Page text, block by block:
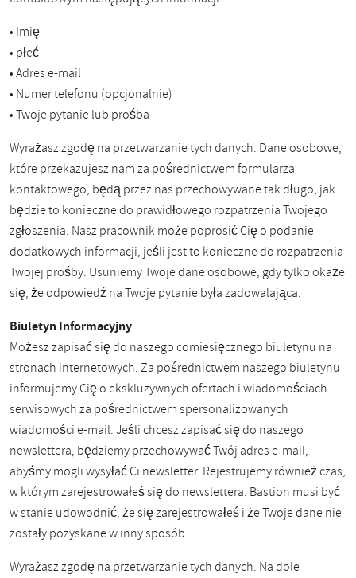
• Imię
• płeć
• Adres e-mail
• Numer telefonu (opcjonalnie)
• Twoje pytanie lub prośba
Wyrażasz zgodę na przetwarzanie tych danych. Dane osobowe,
które przekazujesz nam za pośrednictwem formularza
kontaktowego, będą przez nas przechowywane tak długo, jak
będzie to konieczne do prawidłowego rozpatrzenia Twojego
zgłoszenia. Nasz pracownik może poprosić Cię o podanie
dodatkowych informacji, jeśli jest to konieczne do rozpatrzenia
Twojej prośby. Usuniemy Twoje dane osobowe, gdy tylko okaże
się, że odpowiedź na Twoje pytanie była zadowalająca.
Biuletyn Informacyjny
Możesz zapisać się do naszego comiesięcznego biuletynu na
stronach internetowych. Za pośrednictwem naszego biuletynu
informujemy Cię o ekskluzywnych ofertach i wiadomościach
serwisowych za pośrednictwem spersonalizowanych
wiadomości e-mail. Jeśli chcesz zapisać się do naszego
newslettera, będziemy przechowywać Twój adres e-mail,
abyśmy mogli wysyłać Ci newsletter. Rejestrujemy również czas,
w którym zarejestrowałeś się do newslettera. Bastion musi być
w stanie udowodnić, że się zarejestrowałeś i że Twoje dane nie
zostały pozyskane w inny sposób.
Wyrażasz zgodę na przetwarzanie tych danych. Na dole